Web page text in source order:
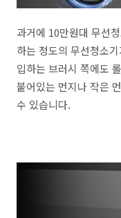
과거에 10만원대 무선
하는 정도의 무선청소
입하는 브러시 쪽에도
붙어있는 먼지나 작은
수 있습니다.